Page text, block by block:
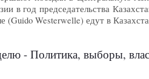
в год председательства
(Guido Westerwelle) едут в
- Политика, выборы,